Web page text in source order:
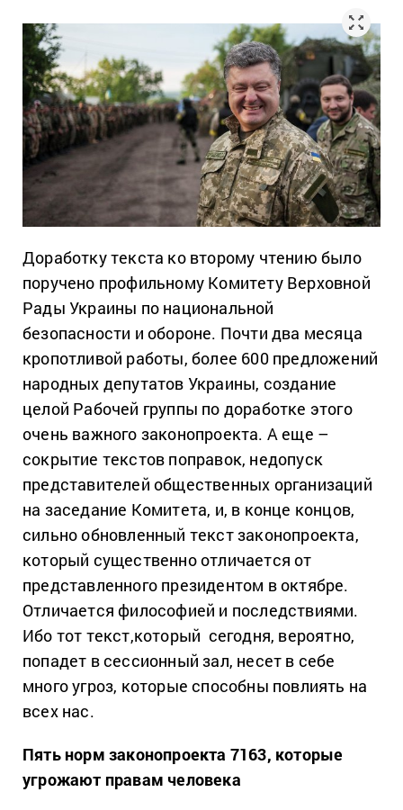
Доработку текста ко второму чтению было
поручено профильному Комитету Верховной
Рады Украины по национальной
безопасности и обороне. Почти два месяца
кропотливой работы, более 600 предложений
народных депутатов Украины, создание
целой Рабочей группы по доработке этого
очень важного законопроекта. А еще –
сокрытие текстов поправок, недопуск
представителей общественных организаций
на заседание Комитета, и, в конце концов,
сильно обновленный текст законопроекта,
который существенно отличается от
представленного президентом в октябре.
Отличается философией и последствиями.
Ибо тот текст,который сегодня, вероятно,
попадет в сессионный зал, несет в себе
много угроз, которые способны повлиять на
всех нас.
Пять норм законопроекта 7163, которые
угрожают правам человека